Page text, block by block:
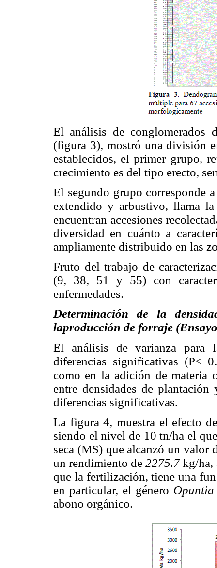
El análisis de conglomerados
(figura 3), mostró una división
establecidos, el primer grupo,
crecimiento es del tipo erecto,
El segundo grupo corresponde
extendido y arbustivo, llama
encuentran accesiones
diversidad en cuánto a
ampliamente distribuido en las
Fruto del trabajo de
(9, 38, 51 y 55) con
enfermedades.
Determinación de la
laproducción de forraje
El análisis de varianza para
diferencias significativas (P<
como en la adición de materia
entre densidades de
diferencias significativas.
La figura 4, muestra el efecto
siendo el nivel de 10 tn/ha el
seca (MS) que alcanzó un valor
un rendimiento de 2275.7kg/ha,
que la fertilización, tiene una
en particular, el género
abono orgánico.